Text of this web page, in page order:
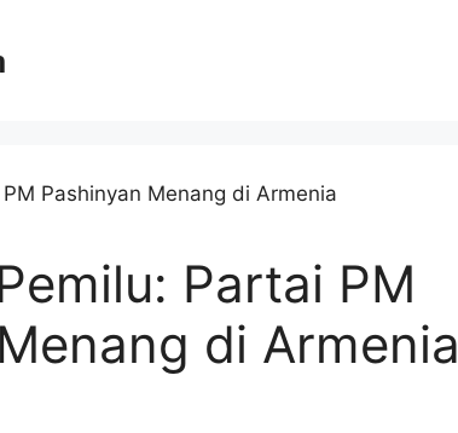
Partai PM
di Armenia